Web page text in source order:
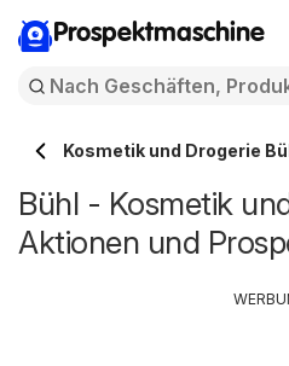
Prospektmaschine
Kosmetik und Drogerie
Bühl - Kosmetik
Aktionen und